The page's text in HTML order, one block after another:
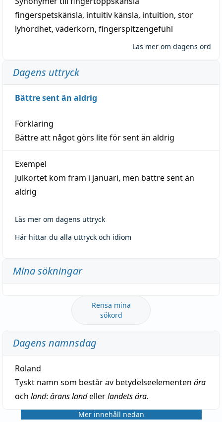
fingerspetskänsla, intuitiv känsla, intuition, stor
lyhördhet, väderkorn, fingerspitzengefühl
Läs mer om dagens ord
Dagens uttryck
Bättre sent än aldrig
Förklaring
Bättre att något görs lite för sent än aldrig
Exempel
Julkortet kom fram i januari, men bättre sent än
aldrig
Läs mer om dagens uttryck
Här hittar du alla uttryck och idiom
Mina sökningar
Rensa mina
sökord
Dagens namnsdag
Roland
Tyskt namn som består av betydelseelementen ära
och land: ärans landellerlandets ära.
Mer innehåll nedan